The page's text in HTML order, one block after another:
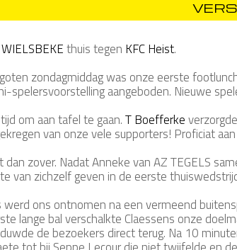
WIELSBEKEthuis tegen KFC Heist.
zondagmiddag was onze eerste
spelersvoorstelling aangeboden. Nieuwe
om aan tafel te gaan.T Boefferke
van onze vele supporters! Proficiat
zover. Nadat Anneke van AZ TEGELS
van zichzelf geven in de eerste
werd ons ontnomen na een vermeend
lange bal verschalkte Claessens onze
de bezoekers direct terug. Na 10